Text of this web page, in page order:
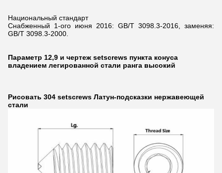
Национальный стандарт
Снабженный 1-ого июня 2016: GB/T 3098.3-2016, заменяя:
GB/T 3098.3-2000.
Параметр 12,9 и чертеж setscrews пункта конуса
владением легированной стали ранга высокий
Рисовать 304 setscrews Латун-подсказки нержавеющей
стали